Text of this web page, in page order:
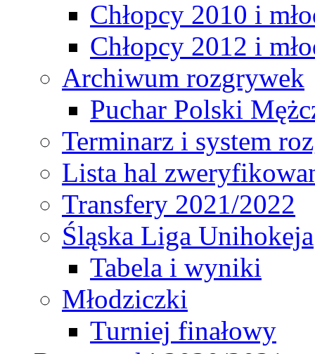
Chłopcy 2010 i
Chłopcy 2012 i
Archiwum rozgrywek
Puchar Polski
Terminarz i system
Lista hal
Transfery 2021/2022
Śląska Liga Unihokeja
Tabela i wyniki
Młodziczki
Turniej finałowy